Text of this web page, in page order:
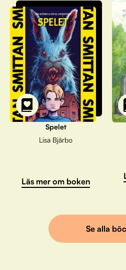
Spelet
Lisa Bjärbo
Läs mer om boken
Se alla